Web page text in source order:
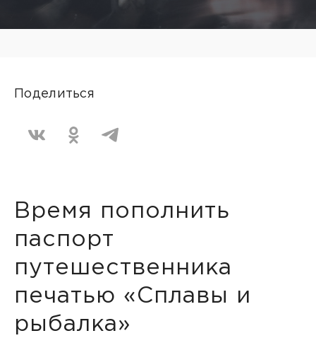
Поделиться
Время пополнить
паспорт
путешественника
печатью «Сплавы и
рыбалка»